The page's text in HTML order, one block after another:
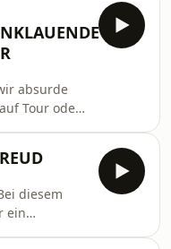
wieder
tzzz. Aber
Hinnerk,
Kund*innen
das
absurde
Tour oder
kommt
und
eure
wir
diesem
ein